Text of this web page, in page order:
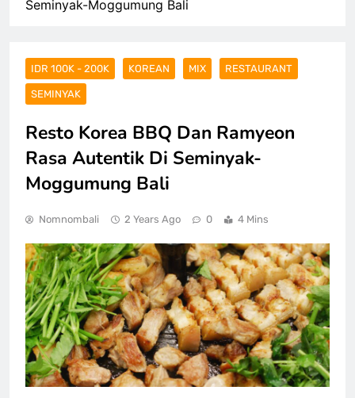
Seminyak-Moggumung Bali
IDR 100K - 200K KOREAN MIX RESTAURANT
SEMINYAK
Resto Korea BBQ Dan Ramyeon
Rasa Autentik Di Seminyak-
Moggumung Bali
Nomnombali 2 Years Ago 0 4 Mins